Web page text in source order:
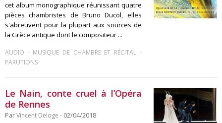
cet album monographique réunissant quatre
pièces chambristes de Bruno Ducol, elles
s'abreuvent pour la plupart aux sources de
la Grèce antique dont le compositeur ...
AUDIO - MUSIQUE DE CHAMBRE ET RÉCITAL-
PARUTIONS
Le Nain, conte cruel à l’Opéra
de Rennes
ParVincent Deloge - 02/04/2018